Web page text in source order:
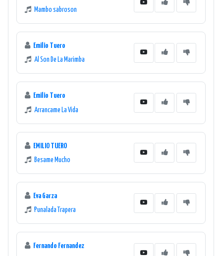
Mambo sabroson
Emilio Tuero
Al Son De La Marimba
Emilio Tuero
Arrancame La Vida
EMILIO TUERO
Besame Mucho
Eva Garza
Punalada Trapera
Fernando Fernandez